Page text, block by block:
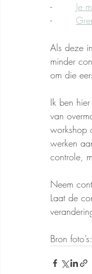
- Je
-
Als deze
minder
om die
Ik ben
van
workshop
werken
controle,
Neem
Laat de
Bron foto’s: